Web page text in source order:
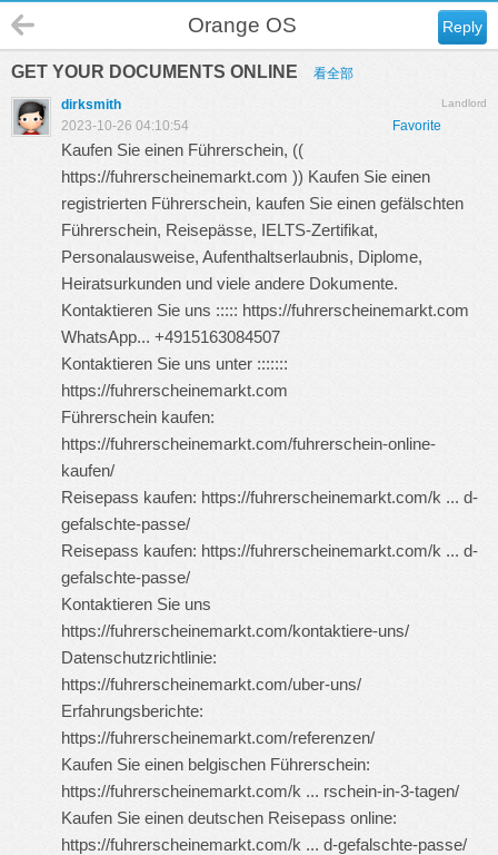
Reply
Orange OS
GET YOUR DOCUMENTS ONLINE 看全部
Landlord
dirksmith
Favorite
2023-10-26 04:10:54
Kaufen Sie einen Führerschein, ((
https://fuhrerscheinemarkt.com )) Kaufen Sie einen
registrierten Führerschein, kaufen Sie einen gefälschten
Führerschein, Reisepässe, IELTS-Zertifikat,
Personalausweise, Aufenthaltserlaubnis, Diplome,
Heiratsurkunden und viele andere Dokumente.
Kontaktieren Sie uns ::::: https://fuhrerscheinemarkt.com
WhatsApp... +4915163084507
Kontaktieren Sie uns unter :::::::
https://fuhrerscheinemarkt.com
Führerschein kaufen:
https://fuhrerscheinemarkt.com/fuhrerschein-online-
kaufen/
Reisepass kaufen: https://fuhrerscheinemarkt.com/k ... d-
gefalschte-passe/
Reisepass kaufen: https://fuhrerscheinemarkt.com/k ... d-
gefalschte-passe/
Kontaktieren Sie uns
https://fuhrerscheinemarkt.com/kontaktiere-uns/
Datenschutzrichtlinie:
https://fuhrerscheinemarkt.com/uber-uns/
Erfahrungsberichte:
https://fuhrerscheinemarkt.com/referenzen/
Kaufen Sie einen belgischen Führerschein:
https://fuhrerscheinemarkt.com/k ... rschein-in-3-tagen/
Kaufen Sie einen deutschen Reisepass online:
https://fuhrerscheinemarkt.com/k ... d-gefalschte-passe/